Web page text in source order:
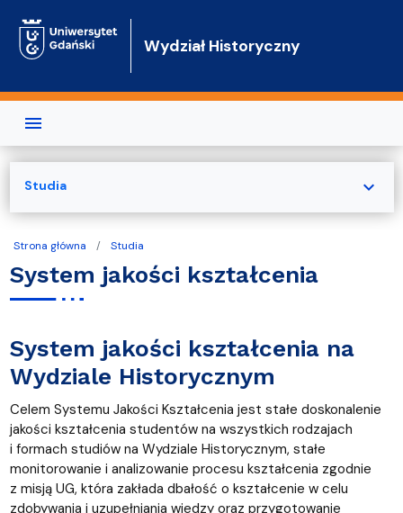
Wydział Historyczny
Strona główna Studia
System jakości kształcenia
System jakości kształcenia na
Wydziale Historycznym
Celem Systemu Jakości Kształcenia jest stałe doskonalenie
jakości kształcenia studentów na wszystkich rodzajach
i formach studiów na Wydziale Historycznym, stałe
monitorowanie i analizowanie procesu kształcenia zgodnie
z misją UG, która zakłada dbałość o kształcenie w celu
zdobywania i uzupełniania wiedzy oraz przygotowanie
Studia expand_more